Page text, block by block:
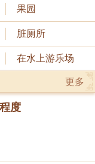
果园
脏厕所
在水上游乐场
更多
度